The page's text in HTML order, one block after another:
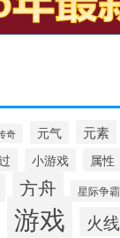
奇 元气 元素
小游戏 属性
方舟 星际争霸
游戏 火线